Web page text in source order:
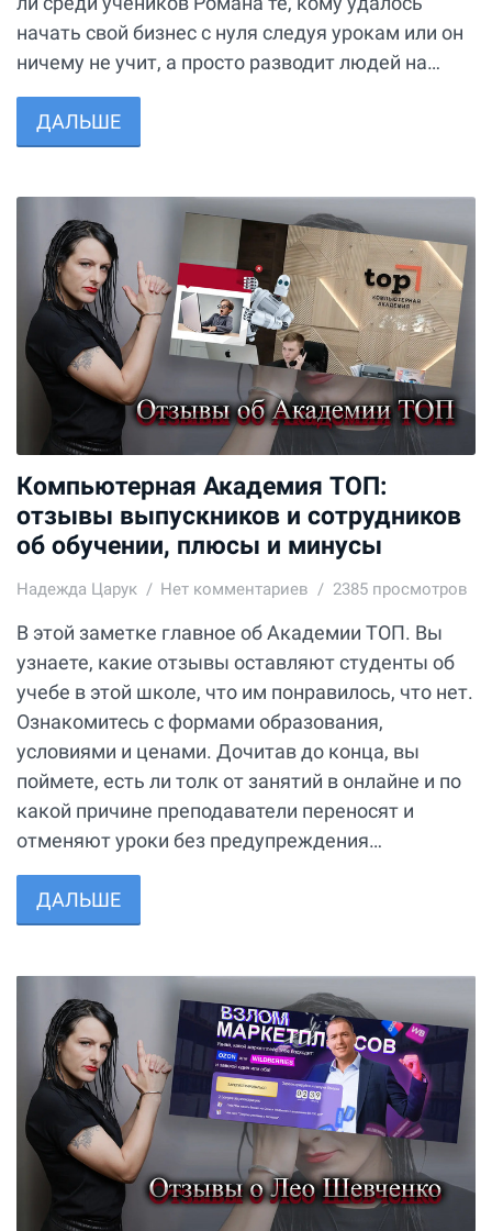
начать свой бизнес с нуля следуя урокам или он
ничему не учит, а просто разводит людей на…
ДАЛЬШЕ
Компьютерная Академия ТОП:
отзывы выпускников и сотрудников
об обучении, плюсы и минусы
Надежда Царук Нет комментариев 2385 просмотров
В этой заметке главное об Академии ТОП. Вы
узнаете, какие отзывы оставляют студенты об
учебе в этой школе, что им понравилось, что нет.
Ознакомитесь с формами образования,
условиями и ценами. Дочитав до конца, вы
поймете, есть ли толк от занятий в онлайне и по
какой причине преподаватели переносят и
отменяют уроки без предупреждения…
ДАЛЬШЕ